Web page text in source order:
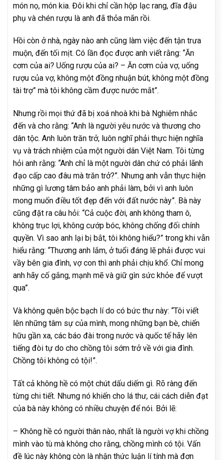
món nọ, món kia. Đôi khi chỉ cần hộp lạc rang, đĩa đậu
phụ và chén rượu là anh đã thỏa mãn rồi.
Hồi còn ở nhà, ngày nào anh cũng làm việc đến tận trưa
muộn, đến tối mịt. Có lần đọc được anh viết rằng: “Ăn
cơm của ai? Uống rượu của ai? – Ăn cơm của vợ, uống
rượu của vợ, không một đồng nhuận bút, không một đồng
tài trợ” mà tôi không cầm được nước mắt”.
Nhưng rồi mọi thứ đã bị xoá nhoà khi bà Nghiêm nhắc
đến và cho rằng: “Anh là người yêu nước và thương cho
dân tộc. Anh luôn trăn trở, luôn nghĩ phải thực hiện nghĩa
vụ và trách nhiệm của một người dân Việt Nam. Tôi từng
hỏi anh rằng: “Anh chỉ là một người dân chứ có phải lãnh
đạo cấp cao đâu mà trăn trở?”. Nhưng anh vẫn thực hiện
những gì lương tâm bảo anh phải làm, bởi vì anh luôn
mong muốn điều tốt đẹp đến với đất nước này”. Bà này
cũng đặt ra câu hỏi: “Cả cuộc đời, anh không tham ô,
không trục lợi, không cướp bóc, không chống đối chính
quyền. Vì sao anh lại bị bắt, tôi không hiểu?” trong khi vẫn
hiểu rằng: “Thương anh lắm, ở tuổi đáng lẽ phải được vui
vầy bên gia đình, vợ con thì anh phải chịu khổ. Chỉ mong
anh hãy cố gắng, mạnh mẽ và giữ gìn sức khỏe để vượt
qua”.
Và không quên bộc bạch lí do có bức thư này: “Tôi viết
lên những tâm sự của mình, mong những bạn bè, chiến
hữu gần xa, các báo đài trong nước và quốc tế hãy lên
tiếng đòi tự do cho chồng tôi sớm trở về với gia đình.
Chồng tôi không có tội!”.
Tất cả không hề có một chút dấu diếm gì. Rõ ràng đến
từng chi tiết. Nhưng nó khiến cho lá thư, cái cách diễn đạt
của bà này không có nhiều chuyện để nói. Bởi lẽ:
– Không hề có người thân nào, nhất là người vợ khi chồng
mình vào tù mà không cho rằng, chồng mình có tội. Vấn
đề lúc này không còn là nhận thức luận lí tính mà đơn